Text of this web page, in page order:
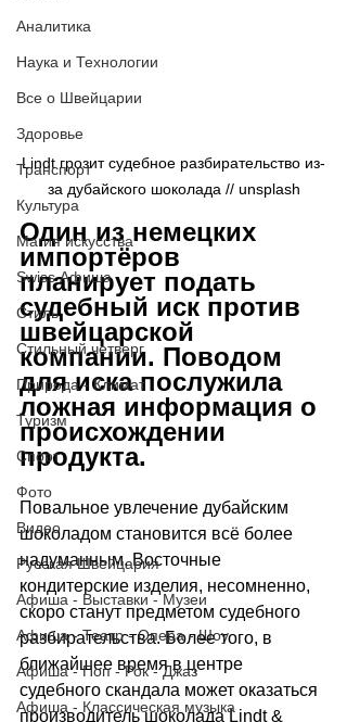
Аналитика
Наука и Технологии
Все о Швейцарии
Здоровье
Транспорт
Культура
Магия искусства
Swiss Афиша
Стиль
Стильный четверг
Природа - Климат
Туризм
Спорт
Фото
Видео
Русская Швейцария
Афиша - Выставки - Музеи
Афиша - Театр - Опера - Шоу
Афиша - Поп - Рок - Джаз
Афиша - Классическая музыка
Lindt грозит судебное разбирательство из-
за дубайского шоколада // unsplash
Один из немецких
импортёров
планирует подать
судебный иск против
швейцарской
компании. Поводом
для иска послужила
ложная информация о
происхождении
продукта.
Повальное увлечение дубайским
шоколадом становится всё более
надуманным. Восточные
кондитерские изделия, несомненно,
скоро станут предметом судебного
разбирательства. Более того, в
ближайшее время в центре
судебного скандала может оказаться
производитель шоколада Lindt &